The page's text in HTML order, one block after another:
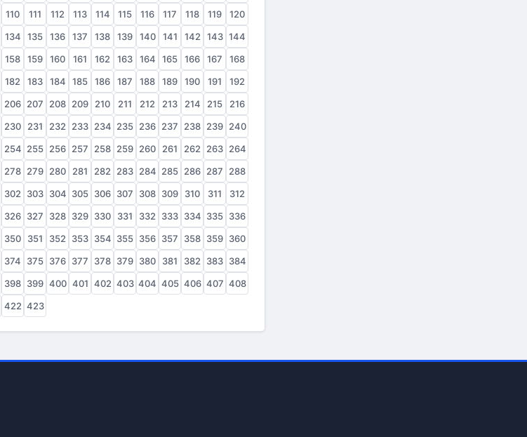
110 111 112 113 114 115 116 117 118 119
120
134 135 136 137 138 139 140 141 142 143 144
158 159 160 161 162 163 164 165 166 167
168
182 183 184 185 186 187 188 189 190 191
192
206 207 208 209 210 211 212 213 214 215
216
230 231 232 233 234 235 236 237 238 239 240
254 255 256 257 258 259 260 261 262 263 264
278 279 280 281 282 283 284 285 286 287
288
302 303 304 305 306 307 308 309 310 311
312
326 327 328 329 330 331 332 333 334 335 336
350 351 352 353 354 355 356 357 358 359 360
374 375 376 377 378 379 380 381 382 383 384
398 399 400 401 402 403 404 405 406 407 408
422 423